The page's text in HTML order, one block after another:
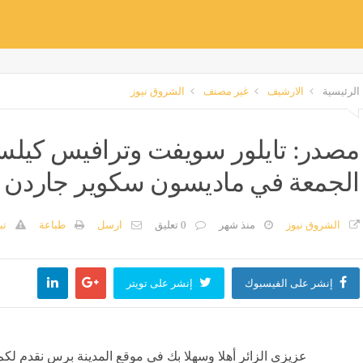
الرئيسية الارشيف غير مصنف الشروق نيوز
مصدر: تايلور سويفت وترافيس
الجمعة في ماديسون سكوير جاردن
الشروق نيوز منذ شهر 0 تعليق ارسل طباعة
إنشر على الفيسبوك إنشر على تويتر
عزيزي الزائر أهلا وسهلا بك في موقع المدينة برس نقدم